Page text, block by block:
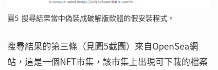
圖5 搜尋結果當中偽裝成破解版軟體的假安裝程式。
搜尋結果的第三條（見圖5截圖）來自OpenSea網
站，這是一個NFT市集，該市集上出現可下載的檔案